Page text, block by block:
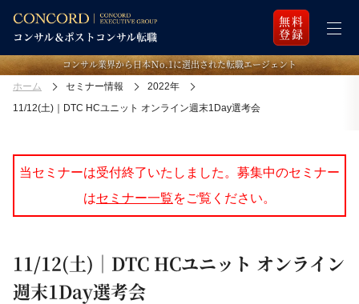
無料
登録
コンサル業界から日本Ｎo.1に選出された転職エージェント
ホーム セミナー情報
2022年
11/12(土)｜DTC HCユニット オンライン週末1Day選考会
当セミナーは受付終了いたしました。募集中のセミナー
はセミナー一覧をご覧ください。
11/12(土)｜DTC HCユニット オンライン
週末1Day選考会